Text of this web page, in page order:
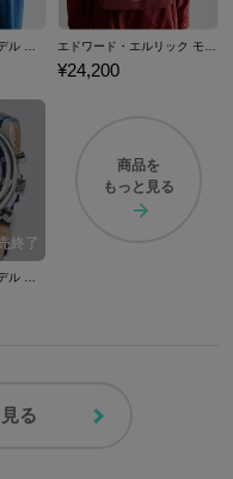
¥24,200
商品を
もっと見る
る